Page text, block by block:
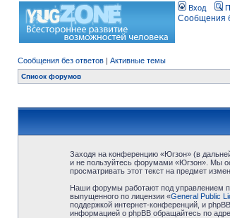
Вход
Сообщения
Сообщения без ответов | Активные темы
Список форумов
Заходя на конференцию «Югзон» (в
и не пользуйтесь форумами «Югзон». Мы
просматривать этот текст на предмет
Наши форумы работают под управлением
выпущенного по лицензии «General Public
поддержкой интернет-конференций, и
информацией о phpBB обращайтесь по